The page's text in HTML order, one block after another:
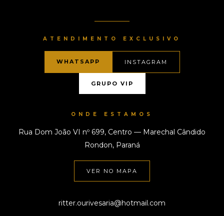
ATENDIMENTO EXCLUSIVO
WHATSAPP INSTAGRAM
GRUPO VIP
ONDE ESTAMOS
Rua Dom João VI nº 699, Centro — Marechal Cândido
Rondon, Paraná
VER NO MAPA
ritter.ourivesaria@hotmail.com